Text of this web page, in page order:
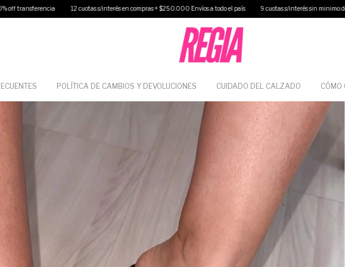
12 cuotas s/interés en compras + $250.000 Envíos a todo el país 9 cuotas s/interés sin minimo de compra 40% off
POLÍTICA DE CAMBIOS Y DEVOLUCIONES CUIDADO DEL CALZADO CÓMO